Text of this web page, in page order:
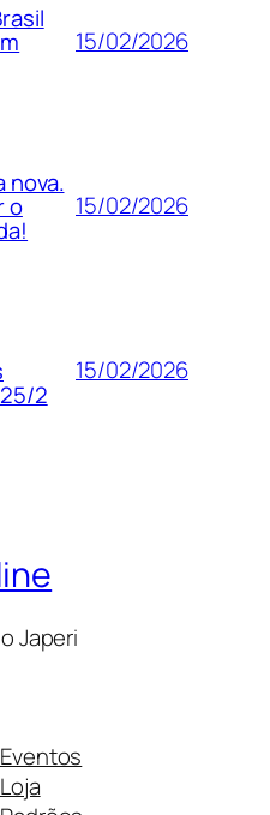
15/02/2026
nova.
o 15/02/2026
2
15/02/2026
Japeri
Eventos
Loja